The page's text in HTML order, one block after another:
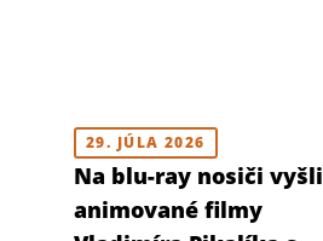
29. JÚLA 2026
Na blu-ray nosiči vyšli
animované filmy